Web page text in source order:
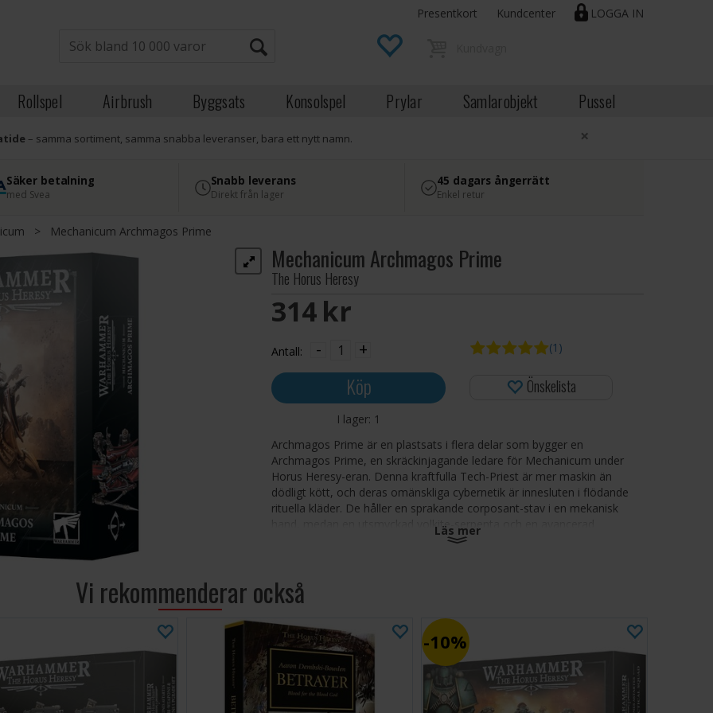
LOGGA IN
Presentkort Kundcenter
Rollspel Airbrush Byggsats Konsolspel Prylar Samlarobjekt Pussel
– samma sortiment, samma snabba leveranser, bara ett nytt namn. ×
Säker betalning
med Svea
Snabb leverans
Direkt från lager
45 dagars ångerrätt
Enkel retur
> Mechanicum Archmagos Prime
Mechanicum Archmagos Prime
The Horus Heresy
314 SEK
Antall: - +
Köp
I lager: 1
(1)
Önskelista
Archmagos Prime är en plastsats i flera delar som bygger en
Archmagos Prime, en skräckinjagande ledare för Mechanicum under
Horus Heresy-eran. Denna kraftfulla Tech-Priest är mer maskin än
dödligt kött, och deras omänskliga cybernetik är innesluten i flödande
rituella kläder. De håller en sprakande corposant-stav i en mekanisk
hand, medan en utsmyckad volkite-serpenta och en avancerad
konverteringsstråle sticker ut från det bepansrade exoskelettet, som
Denna byggsats innehåller 33 plastkomponenter och en Citadel 40 mm
rund bas. Denna miniatyr levereras omålad och kräver montering.
Läs mer
Vi rekommenderar också
10%